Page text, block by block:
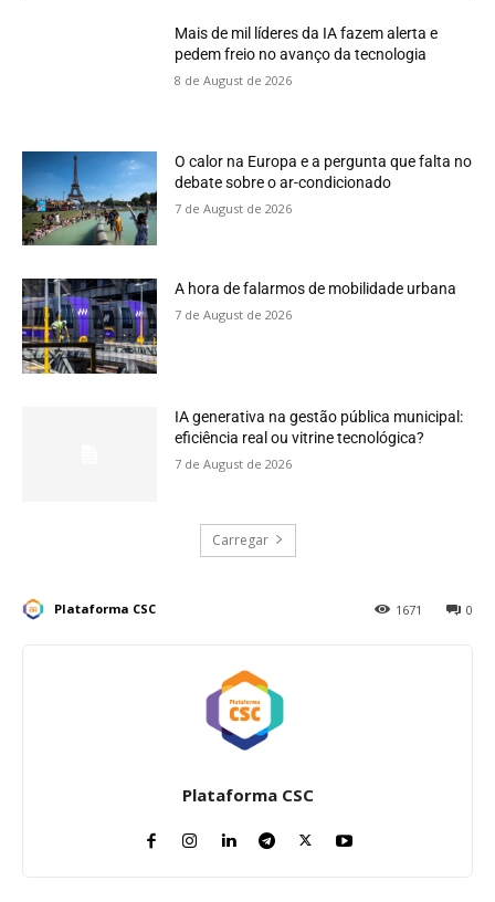
Mais de mil líderes da IA fazem alerta e
pedem freio no avanço da tecnologia
8 de August de 2026
O calor na Europa e a pergunta que falta no
debate sobre o ar-condicionado
7 de August de 2026
A hora de falarmos de mobilidade urbana
7 de August de 2026
IA generativa na gestão pública municipal:
eficiência real ou vitrine tecnológica?
7 de August de 2026
Carregar
Plataforma CSC 0
1671
Plataforma CSC